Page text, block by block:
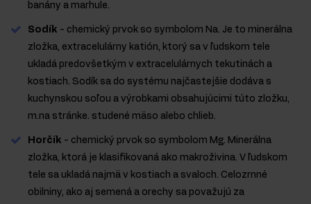
banány a marhule.
Sodík - chemický prvok so symbolom Na. Je to minerálna
zložka, extracelulárny katión, ktorý sa v ľudskom tele
ukladá predovšetkým v extracelulárnych tekutinách a
kostiach. Sodík sa do systému najčastejšie dodáva s
kuchynskou soľou a výrobkami obsahujúcimi túto zložku,
m.na stránke. studené mäso alebo chlieb.
Horčík - chemický prvok so symbolom Mg. Minerálna
zložka, ktorá je klasifikovaná ako makroživina. V ľudskom
tele sa ukladá najmä v kostiach a svaloch. Celozrnné
obilniny, ako aj semená a orechy sa považujú za